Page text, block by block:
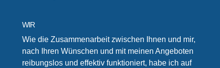
WIR
Wie die Zusammenarbeit zwischen Ihnen und mir,
nach Ihren Wünschen und mit meinen Angeboten
reibungslos und effektiv funktioniert, habe ich auf